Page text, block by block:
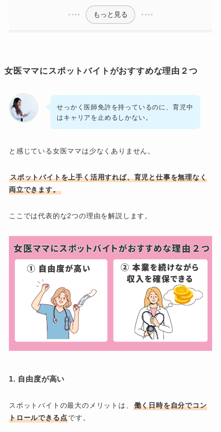
もっと見る
女医ママにスポットバイトがおすすめな理由２つ
せっかく医師免許を持っているのに、育児中
はキャリアを止めるしかない。
と感じている女医ママは少なくありません。
スポットバイトを上手く活用すれば、育児と仕事を無理なく
両立できます。
ここでは代表的な2つの理由を解説します。
1. 自由度が高い
スポットバイトの最大のメリットは、
働く日時を自分でコン
トロールできる点です。